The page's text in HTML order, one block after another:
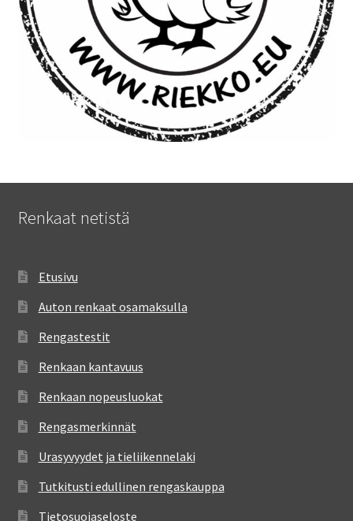
Renkaat netistä
Etusivu
Auton renkaat osamaksulla
Rengastestit
Renkaan kantavuus
Renkaan nopeusluokat
Rengasmerkinnät
Urasyvyydet ja tieliikennelaki
Tutkitusti edullinen rengaskauppa
Tietosuojaseloste